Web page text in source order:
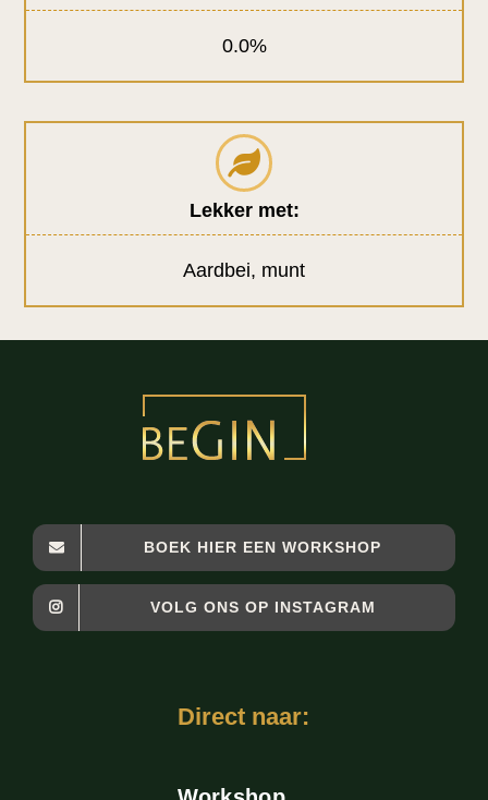
0.0%
Lekker met:
Aardbei, munt
BOEK HIER EEN WORKSHOP
VOLG ONS OP INSTAGRAM
Direct naar: